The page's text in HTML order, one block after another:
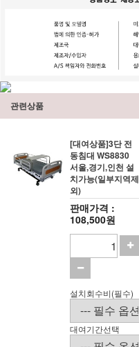
관련상품
[대여상품]3단 전
동침대 WS8830
서울,경기,인천 설
치가능(일부지역제
외)
판매가격 :
108,500원
설치회수비(필수)
대여기간선택